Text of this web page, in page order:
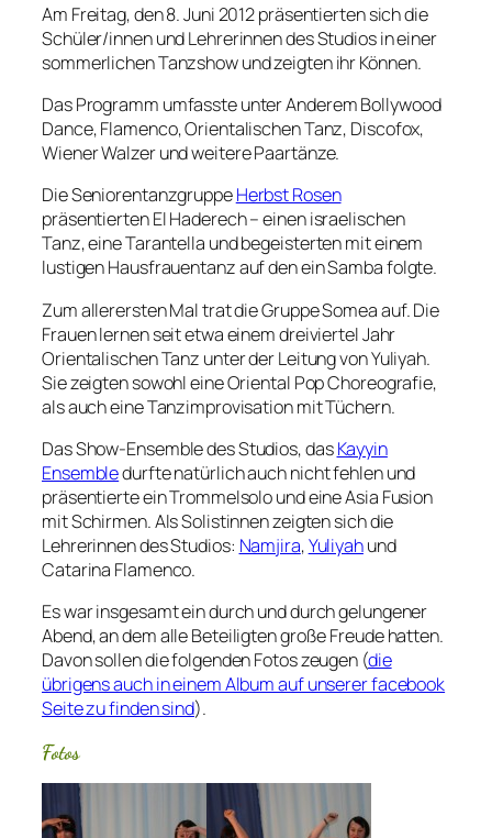
Am Freitag, den 8. Juni 2012 präsentierten sich die
Schüler/innen und Lehrerinnen des Studios in einer
sommerlichen Tanzshow und zeigten ihr Können.
Das Programm umfasste unter Anderem Bollywood
Dance, Flamenco, Orientalischen Tanz, Discofox,
Wiener Walzer und weitere Paartänze.
Die SeniorentanzgruppeHerbst Rosen
präsentiertenEl Haderech– einen israelischen
Tanz, eineTarantella und begeisterten mit einem
lustigenHausfrauentanzauf den einSambafolgte.
Zum allerersten Mal trat die GruppeSomeaauf. Die
Frauen lernen seit etwa einem dreiviertel Jahr
Orientalischen Tanz unter der Leitung von Yuliyah.
Sie zeigten sowohl eine Oriental Pop Choreografie,
als auch eine Tanzimprovisation mit Tüchern.
Das Show-Ensemble des Studios, dasKayyin
Ensembledurfte natürlich auch nicht fehlen und
präsentierte ein Trommelsolo und eine Asia Fusion
mit Schirmen. Als Solistinnen zeigten sich die
Lehrerinnen des Studios: Namjira,Yuliyahund
Catarina Flamenco.
Es war insgesamt ein durch und durch gelungener
Abend, an dem alle Beteiligten große Freude hatten.
Davon sollen die folgenden Fotos zeugen (die
übrigens auch in einem Album auf unserer facebook
Seite zu finden sind).
Fotos